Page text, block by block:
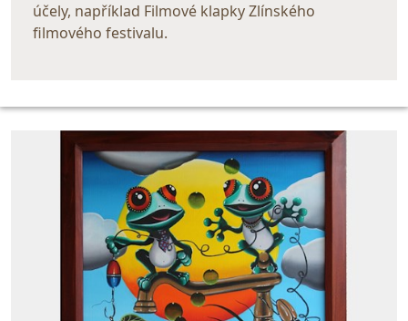
účely, například Filmové klapky Zlínského
filmového festivalu.